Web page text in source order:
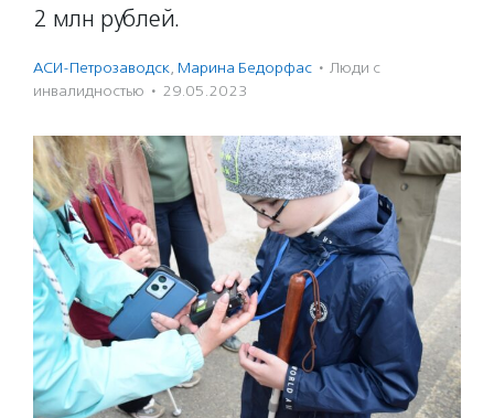
2 млн рублей.
АСИ-Петрозаводск, Марина Бедорфас · Люди с
инвалидностью · 29.05.2023